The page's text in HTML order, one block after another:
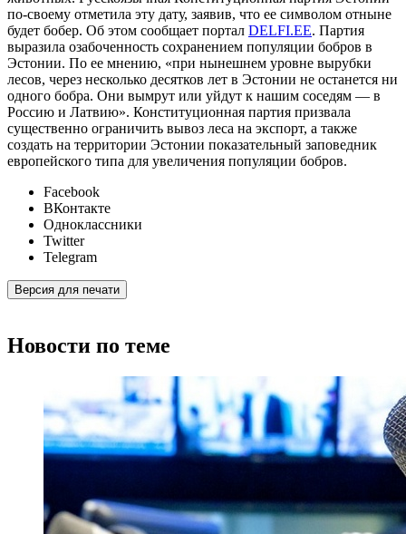
по-своему отметила эту дату, заявив, что ее символом отныне
будет бобер. Об этом сообщает портал DELFI.EE. Партия
выразила озабоченность сохранением популяции бобров в
Эстонии. По ее мнению, «при нынешнем уровне вырубки
лесов, через несколько десятков лет в Эстонии не останется ни
одного бобра. Они вымрут или уйдут к нашим соседям — в
Россию и Латвию». Конституционная партия призвала
существенно ограничить вывоз леса на экспорт, а также
создать на территории Эстонии показательный заповедник
европейского типа для увеличения популяции бобров.
Facebook
ВКонтакте
Одноклассники
Twitter
Telegram
Версия для печати
Новости по теме